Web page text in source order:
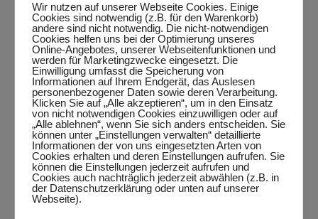
Abteilungsfoto 2016
TT Abteilung 2016
Vereinsbeitrag (monatlich) für die Abteilung
Tischtennis;
Stand 01.07.2024
Wir nutzen auf unserer Webseite Cookies. Einige
Cookies sind notwendig (z.B. für den Warenkorb)
andere sind nicht notwendig. Die nicht-notwendigen
Cookies helfen uns bei der Optimierung unseres
Online-Angebotes, unserer Webseitenfunktionen und
werden für Marketingzwecke eingesetzt. Die
Einwilligung umfasst die Speicherung von
Informationen auf Ihrem Endgerät, das Auslesen
personenbezogener Daten sowie deren Verarbeitung.
Klicken Sie auf „Alle akzeptieren“, um in den Einsatz
von nicht notwendigen Cookies einzuwilligen oder auf
„Alle ablehnen“, wenn Sie sich anders entscheiden. Sie
können unter „Einstellungen verwalten“ detaillierte
Informationen der von uns eingesetzten Arten von
Cookies erhalten und deren Einstellungen aufrufen. Sie
können die Einstellungen jederzeit aufrufen und
Cookies auch nachträglich jederzeit abwählen (z.B. in
der Datenschutzerklärung oder unten auf unserer
Webseite).